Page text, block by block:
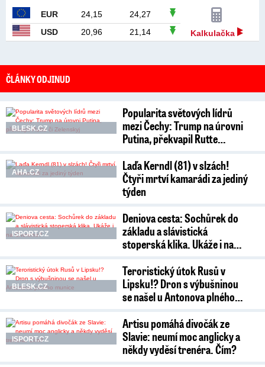
EUR 24,15
24,27
USD
20,96 21,14 Kalkulačka
ČLÁNKY ODJINUD
BLESK.CZ
Popularita světových lídrů
mezi Čechy: Trump na úrovni
Putina, překvapil Rutte…
AHA.CZ
Laďa Kerndl (81) v slzách!
Čtyři mrtví kamarádi za jediný
týden
ISPORT.CZ
Deniova cesta: Sochůrek do
základu a slávistická
stoperská klika. Ukáže i na…
BLESK.CZ
Teroristický útok Rusů v
Lipsku!? Dron s výbušninou
se našel u Antonova plného…
ISPORT.CZ
Artisu pomáhá divočák ze
Slavie: neumí moc anglicky a
někdy vyděsí trenéra. Čím?